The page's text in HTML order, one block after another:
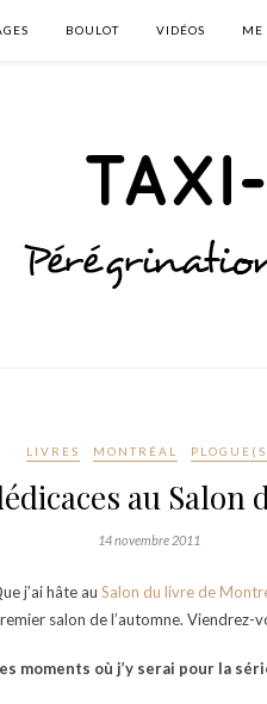
BOULOT VIDÉOS ME
LIVRES MONTRÉAL
au
14 novembre 2011
j’ai hâte au Salon du livre de
salon de l’automne. Viendrez-
moments où j’y serai pour la